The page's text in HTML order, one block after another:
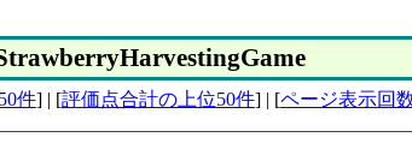
件] | [評価点合計の上位50件] | [ページ表示回